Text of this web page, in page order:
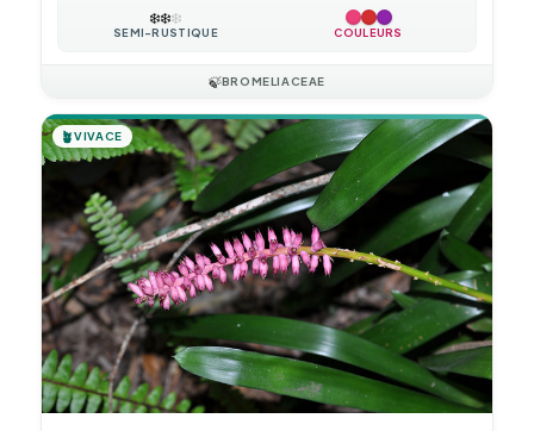
❄️❄️❄️
SEMI-RUSTIQUE COULEURS
🍃BROMELIACEAE
🪴VIVACE